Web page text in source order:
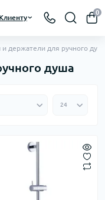
Клиенту
0
и держатели для ручного
душа